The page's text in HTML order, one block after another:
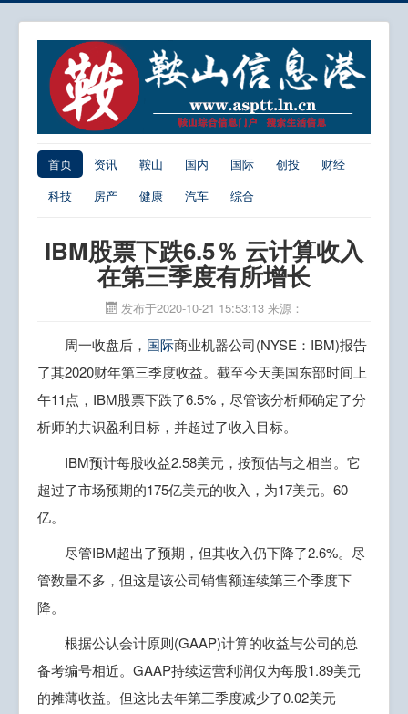
首页 资讯 鞍山 国内 国际 创投
财经
科技
房产 健康 汽车 综合
IBM股票下跌6.5％ 云计算收入
在第三季度有所增长
发布于2020-10-21 15:53:13 来源：
周一收盘后， 国际商业机器公司(NYSE：IBM)报告
了其2020财年第三季度收益。截至今天美国东部时间上
午11点，IBM股票下跌了6.5%，尽管该分析师确定了分
析师的共识盈利目标，并超过了收入目标。
IBM预计每股收益2.58美元，按预估与之相当。它
超过了市场预期的175亿美元的收入，为17美元。60
亿。
尽管IBM超出了预期，但其收入仍下降了2.6%。尽
管数量不多，但这是该公司销售额连续第三个季度下
降。
根据公认会计原则(GAAP)计算的收益与公司的总
备考编号相近。GAAP持续运营利润仅为每股1.89美元
的摊薄收益。但这比去年第三季度减少了0.02美元